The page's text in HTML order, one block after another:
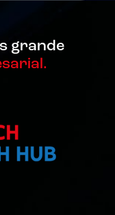
grande